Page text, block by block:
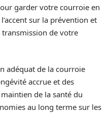
garder votre courroie en
sur la prévention et
de votre
adéquat de la courroie
accrue et des
de la santé du
au long terme sur les